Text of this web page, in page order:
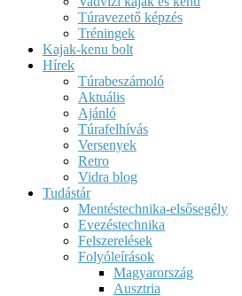
Túravezető képzés
Tréningek
Kajak-kenu bolt
Hírek
Túrabeszámoló
Aktuális
Ajánló
Túrafelhívás
Versenyek
Retro
Vidra blog
Tudástár
Mentéstechnika-elsősegély
Evezéstechnika
Felszerelések
Folyóleírások
Magyarország
Ausztria